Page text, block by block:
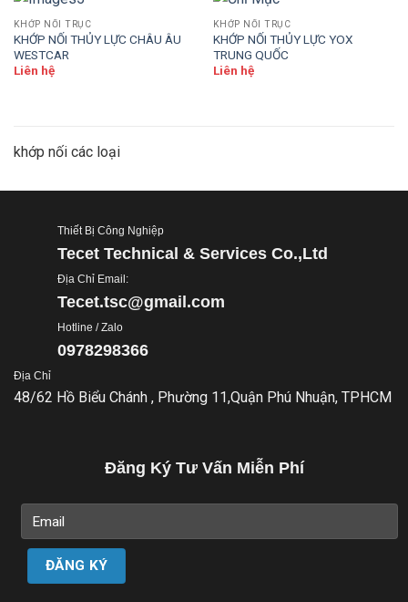
KHỚP NỐI TRỤC
KHỚP NỐI THỦY LỰC CHÂU ÂU
WESTCAR
Liên hệ
KHỚP NỐI TRỤC
KHỚP NỐI THỦY LỰC YOX
TRUNG QUỐC
Liên hệ
khớp nối các loại
Thiết Bị Công Nghiệp
Tecet Technical & Services Co.,Ltd
Địa Chỉ Email:
Tecet.tsc@gmail.com
Hotline / Zalo
0978298366
Địa Chỉ
48/62 Hồ Biểu Chánh , Phường 11,Quận Phú Nhuận, TPHCM
Đăng Ký Tư Vấn Miễn Phí